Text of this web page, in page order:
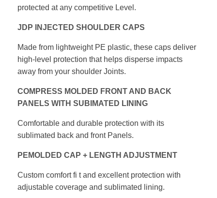
protected at any competitive Level.
JDP INJECTED SHOULDER CAPS
Made from lightweight PE plastic, these caps deliver
high-level protection that helps disperse impacts
away from your shoulder Joints.
COMPRESS MOLDED FRONT AND BACK
PANELS WITH SUBIMATED LINING
Comfortable and durable protection with its
sublimated back and front Panels.
PEMOLDED CAP + LENGTH ADJUSTMENT
Custom comfort fi t and excellent protection with
adjustable coverage and sublimated lining.